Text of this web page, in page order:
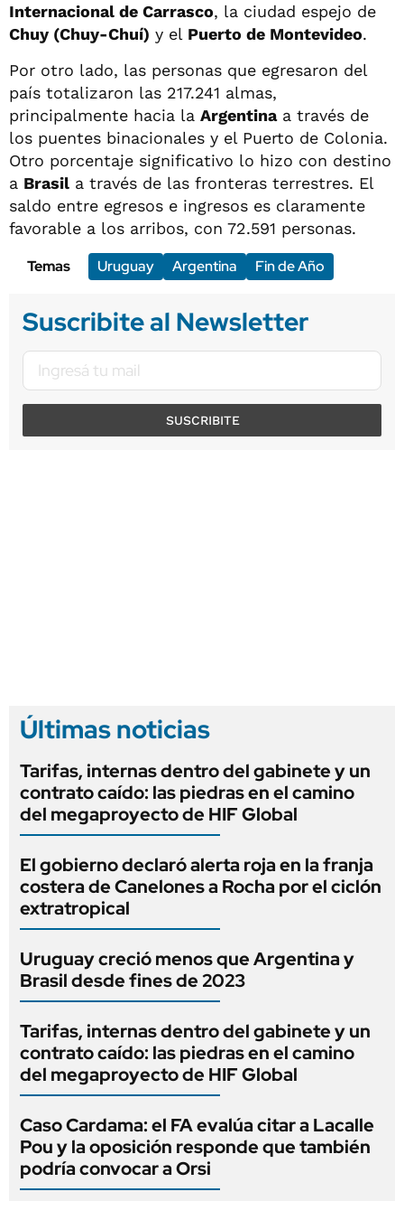
Internacional de Carrasco, la ciudad espejo de
Chuy (Chuy-Chuí) y el Puerto de Montevideo.
Por otro lado, las personas que egresaron del
país totalizaron las 217.241 almas,
principalmente hacia la Argentinaa través de
los puentes binacionales y el Puerto de Colonia.
Otro porcentaje significativo lo hizo con destino
a Brasil a través de las fronteras terrestres. El
saldo entre egresos e ingresos es claramente
favorable a los arribos, con 72.591 personas.
Temas
Uruguay Argentina Fin de Año
Suscribite al Newsletter
SUSCRIBITE
Últimas noticias
Tarifas, internas dentro del gabinete y un
contrato caído: las piedras en el camino
del megaproyecto de HIF Global
El gobierno declaró alerta roja en la franja
costera de Canelones a Rocha por el ciclón
extratropical
Uruguay creció menos que Argentina y
Brasil desde fines de 2023
Tarifas, internas dentro del gabinete y un
contrato caído: las piedras en el camino
del megaproyecto de HIF Global
Caso Cardama: el FA evalúa citar a Lacalle
Pou y la oposición responde que también
podría convocar a Orsi